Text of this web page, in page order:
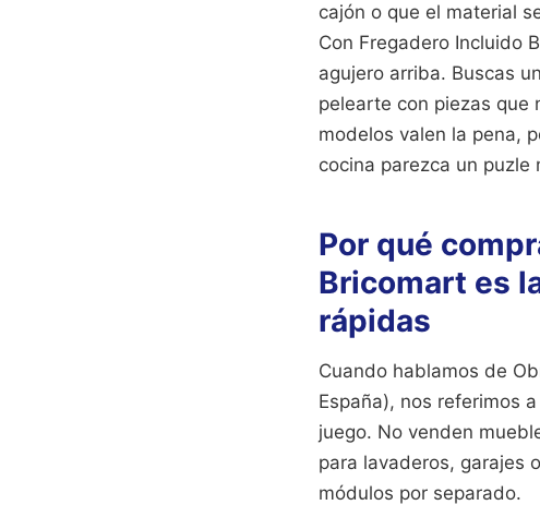
cajón o que el material
Con Fregadero Incluido
agujero arriba. Buscas
pelearte con piezas que
modelos valen la pena,
cocina parezca un puzle
Por qué
Bricomart es
rápidas
Cuando hablamos de
España), nos referimos
juego. No venden
para lavaderos, garajes
módulos por separado.